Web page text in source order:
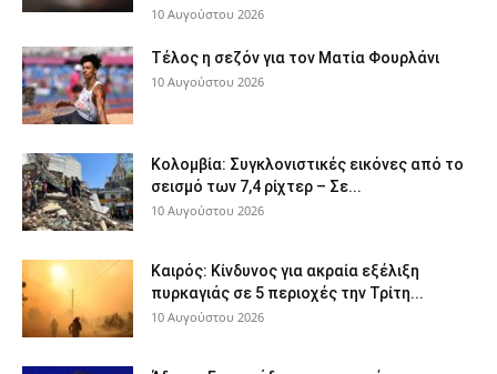
10 Αυγούστου 2026
Τέλος η σεζόν για τον Ματία Φουρλάνι
10 Αυγούστου 2026
Κολομβία: Συγκλονιστικές εικόνες από το
σεισμό των 7,4 ρίχτερ – Σε...
10 Αυγούστου 2026
Καιρός: Κίνδυνος για ακραία εξέλιξη
πυρκαγιάς σε 5 περιοχές την Τρίτη...
10 Αυγούστου 2026